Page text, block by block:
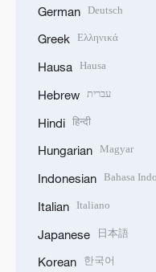
German Deutsch
Greek Ελληνικά
Hausa Hausa
Hebrew עברית
Hindi हिन्दी
Hungarian Magyar
Indonesian Bahasa
Italian Italiano
Japanese 日本語
Korean 한국어